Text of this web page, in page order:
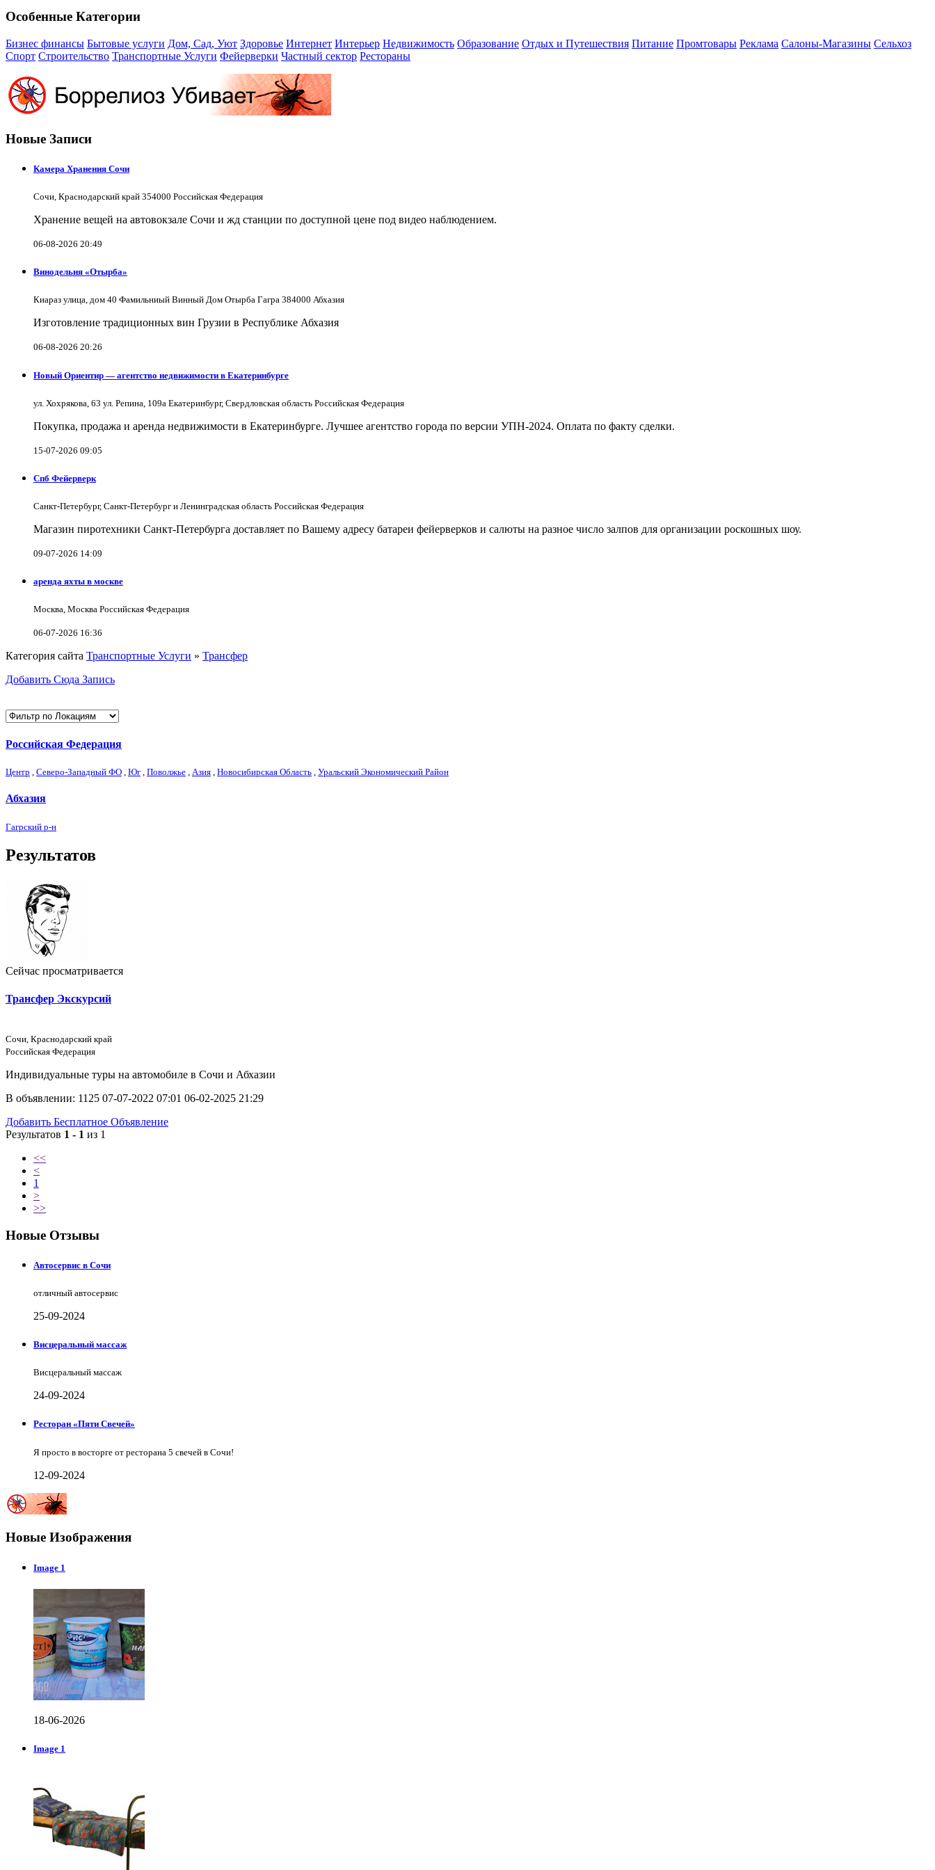
Особенные Категории
Бизнес финансы Бытовые услуги Дом, Сад, Уют Здоровье Интернет Интерьер Недвижимость Образование Отдых и Путешествия Питание Промтовары Реклама Салоны-Магазины Сельхоз
Спорт Строительство Транспортные Услуги Фейерверки Частный сектор Рестораны
Новые Записи
Камера Хранения Сочи
Сочи, Краснодарский край 354000 Российская Федерация
Хранение вещей на автовокзале Сочи и жд станции по доступной цене под видео наблюдением.
06-08-2026 20:49
Винодельня «Отырба»
Киараз улица, дом 40 Фамильниый Винный Дом Отырба Гагра 384000 Абхазия
Изготовление традиционных вин Грузии в Республике Абхазия
06-08-2026 20:26
Новый Ориентир — агентство недвижимости в Екатеринбурге
ул. Хохрякова, 63 ул. Репина, 109a Екатеринбург, Свердловская область Российская Федерация
Покупка, продажа и аренда недвижимости в Екатеринбурге. Лучшее агентство города по версии УПН-2024. Оплата по факту сделки.
15-07-2026 09:05
Спб Фейерверк
Санкт-Петербург, Санкт-Петербург и Ленинградская область Российская Федерация
Магазин пиротехники Санкт-Петербурга доставляет по Вашему адресу батареи фейерверков и салюты на разное число залпов для организации роскошных шоу.
09-07-2026 14:09
аренда яхты в москве
Москва, Москва Российская Федерация
06-07-2026 16:36
Категория сайта Транспортные Услуги » Трансфер
Добавить Сюда Запись
Российская Федерация
Центр , Северо-Западный ФО , Юг , Поволжье , Азия , Новосибирская Область , Уральский Экономический Район
Абхазия
Гагрский р-н
Результатов
Сейчас просматривается
Трансфер Экскурсий
Сочи, Краснодарский край
Российская Федерация
Индивидуальные туры на автомобиле в Сочи и Абхазии
В объявлении: 1125 07-07-2022 07:01 06-02-2025 21:29
Добавить Бесплатное Объявление
Результатов 1 - 1 из 1
<<
<
1
>
>>
Новые Отзывы
Автосервис в Сочи
отличный автосервис
25-09-2024
Висцеральный массаж
Висцеральный массаж
24-09-2024
Ресторан «Пяти Свечей»
Я просто в восторге от ресторана 5 свечей в Сочи!
12-09-2024
Новые Изображения
Image 1
18-06-2026
Image 1